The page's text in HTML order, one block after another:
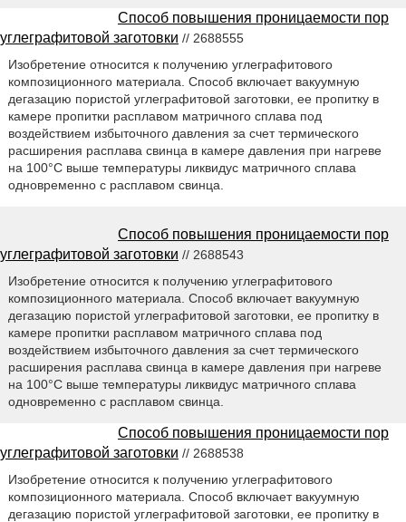
Способ повышения проницаемости пор
углеграфитовой заготовки // 2688555
Изобретение относится к получению углеграфитового
композиционного материала. Способ включает вакуумную
дегазацию пористой углеграфитовой заготовки, ее пропитку в
камере пропитки расплавом матричного сплава под
воздействием избыточного давления за счет термического
расширения расплава свинца в камере давления при нагреве
на 100°С выше температуры ликвидус матричного сплава
одновременно с расплавом свинца.
Способ повышения проницаемости пор
углеграфитовой заготовки // 2688543
Изобретение относится к получению углеграфитового
композиционного материала. Способ включает вакуумную
дегазацию пористой углеграфитовой заготовки, ее пропитку в
камере пропитки расплавом матричного сплава под
воздействием избыточного давления за счет термического
расширения расплава свинца в камере давления при нагреве
на 100°С выше температуры ликвидус матричного сплава
одновременно с расплавом свинца.
Способ повышения проницаемости пор
углеграфитовой заготовки // 2688538
Изобретение относится к получению углеграфитового
композиционного материала. Способ включает вакуумную
дегазацию пористой углеграфитовой заготовки, ее пропитку в